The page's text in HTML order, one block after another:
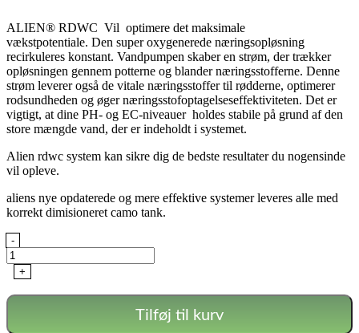
ALIEN® RDWC Vil optimere det maksimale
vækstpotentiale. Den super oxygenerede næringsopløsning
recirkuleres konstant. Vandpumpen skaber en strøm, der trækker
opløsningen gennem potterne og blander næringsstofferne. Denne
strøm leverer også de vitale næringsstoffer til rødderne, optimerer
rodsundheden og øger næringsstofoptagelseseffektiviteten. Det er
vigtigt, at dine PH- og EC-niveauer holdes stabile på grund af den
store mængde vand, der er indeholdt i systemet.
Alien rdwc system kan sikre dig de bedste resultater du nogensinde
vil opleve.
aliens nye opdaterede og mere effektive systemer leveres alle med
korrekt dimisioneret camo tank.
Alien
RDWC
Pro
15
34L
-
+
Tilføj til kurv